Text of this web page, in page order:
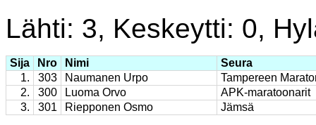
Lähti: 3, Keskeytti: 0,
Sija Nro Nimi
Seura
1.
303 Naumanen Urpo
Tampereen
2.
300 Luoma Orvo
APK-maratoonarit
3.
301 Riepponen Osmo Jämsä